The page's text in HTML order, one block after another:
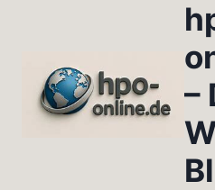
–